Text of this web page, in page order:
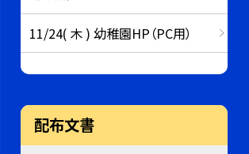
11/24( 木 ) 幼稚園HP（PC用）
配布文書